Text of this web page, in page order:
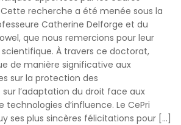
recherche a été menée sous la
Catherine Delforge et du
que nous remercions pour leur
À travers ce doctorat,
de manière significative aux
sur la protection des
l’adaptation du droit face aux
d’influence. Le CePri
ses plus sincères félicitations pour […]